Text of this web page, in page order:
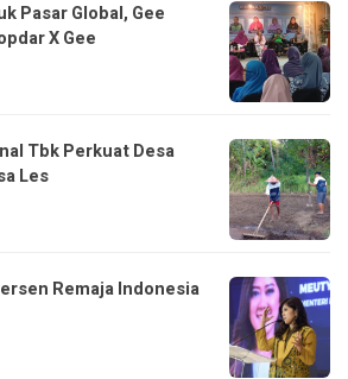
Pasar Global, Gee
X Gee
Tbk Perkuat Desa
Les
Remaja Indonesia